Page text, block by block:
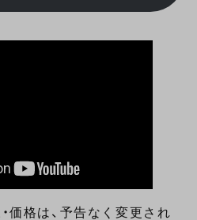
価格は、予告なく変更され